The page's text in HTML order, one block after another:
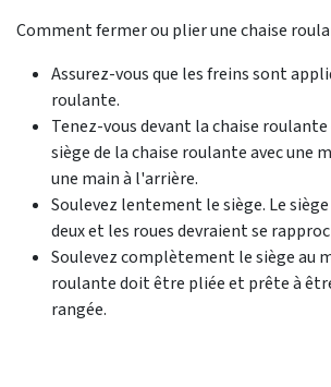
Comment fermer ou plier une chaise
Assurez-vous que les freins sont
roulante.
Tenez-vous devant la chaise
siège de la chaise roulante avec une
une main à l'arrière.
Soulevez lentement le siège. Le
deux et les roues devraient se
Soulevez complètement le siège au
roulante doit être pliée et prête à
rangée.